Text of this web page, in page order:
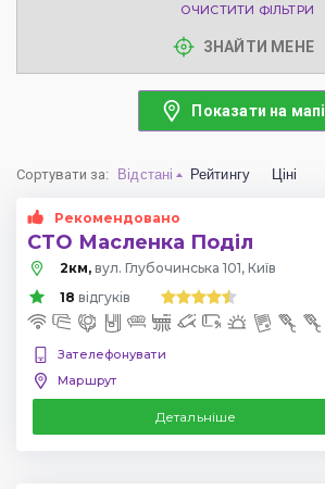
ОЧИСТИТИ ФІЛЬТРИ
ЗНАЙТИ МЕНЕ
Показати на мапі
Сортувати за: Відстані Рейтингу Ціні
Рекомендовано
СТО Масленка Поділ
2км, вул. Глубочинська 101, Київ
18 відгуків
Зателефонувати
Маршрут
Детальніше